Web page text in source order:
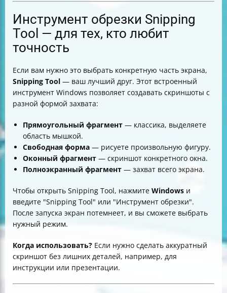
Инструмент обрезки Snipping
Tool — для тех, кто любит
точность
Если вам нужно это выбрать конкретную часть экрана,
Snipping Tool — ваш лучший друг. Этот встроенный
инструмент Windows позволяет создавать скриншоты с
разной формой захвата:
Прямоугольный фрагмент — классика, выделяете
область мышкой.
Свободная форма — рисуете произвольную фигуру.
Оконный фрагмент — скриншот конкретного окна.
Полноэкранный фрагмент — захват всего экрана.
Чтобы открыть Snipping Tool, нажмите Windows и
введите "Snipping Tool" или "Инструмент обрезки".
После запуска экран потемнеет, и вы сможете выбрать
нужный режим.
Когда использовать? Если нужно сделать аккуратный
скриншот без лишних деталей, например, для
инструкции или презентации.